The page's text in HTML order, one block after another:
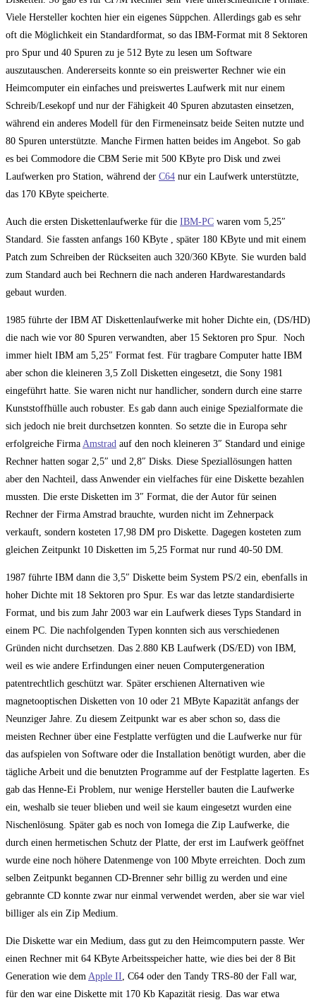
Viele Hersteller kochten hier ein eigenes Süppchen. Allerdings gab es sehr
oft die Möglichkeit ein Standardformat, so das IBM-Format mit 8 Sektoren
pro Spur und 40 Spuren zu je 512 Byte zu lesen um Software
auszutauschen. Andererseits konnte so ein preiswerter Rechner wie ein
Heimcomputer ein einfaches und preiswertes Laufwerk mit nur einem
Schreib/Lesekopf und nur der Fähigkeit 40 Spuren abzutasten einsetzen,
während ein anderes Modell für den Firmeneinsatz beide Seiten nutzte und
80 Spuren unterstützte. Manche Firmen hatten beides im Angebot. So gab
es bei Commodore die CBM Serie mit 500 KByte pro Disk und zwei
Laufwerken pro Station, während der C64 nur ein Laufwerk unterstützte,
das 170 KByte speicherte.
Auch die ersten Diskettenlaufwerke für die IBM-PC waren vom 5,25″
Standard. Sie fassten anfangs 160 KByte , später 180 KByte und mit einem
Patch zum Schreiben der Rückseiten auch 320/360 KByte. Sie wurden bald
zum Standard auch bei Rechnern die nach anderen Hardwarestandards
gebaut wurden.
1985 führte der IBM AT Diskettenlaufwerke mit hoher Dichte ein, (DS/HD)
die nach wie vor 80 Spuren verwandten, aber 15 Sektoren pro Spur. Noch
immer hielt IBM am 5,25″ Format fest. Für tragbare Computer hatte IBM
aber schon die kleineren 3,5 Zoll Disketten eingesetzt, die Sony 1981
eingeführt hatte. Sie waren nicht nur handlicher, sondern durch eine starre
Kunststoffhülle auch robuster. Es gab dann auch einige Spezialformate die
sich jedoch nie breit durchsetzen konnten. So setzte die in Europa sehr
erfolgreiche Firma Amstrad auf den noch kleineren 3″ Standard und einige
Rechner hatten sogar 2,5″ und 2,8″ Disks. Diese Speziallösungen hatten
aber den Nachteil, dass Anwender ein vielfaches für eine Diskette bezahlen
mussten. Die erste Disketten im 3″ Format, die der Autor für seinen
Rechner der Firma Amstrad brauchte, wurden nicht im Zehnerpack
verkauft, sondern kosteten 17,98 DM pro Diskette. Dagegen kosteten zum
gleichen Zeitpunkt 10 Disketten im 5,25 Format nur rund 40-50 DM.
1987 führte IBM dann die 3,5″ Diskette beim System PS/2 ein, ebenfalls in
hoher Dichte mit 18 Sektoren pro Spur. Es war das letzte standardisierte
Format, und bis zum Jahr 2003 war ein Laufwerk dieses Typs Standard in
einem PC. Die nachfolgenden Typen konnten sich aus verschiedenen
Gründen nicht durchsetzen. Das 2.880 KB Laufwerk (DS/ED) von IBM,
weil es wie andere Erfindungen einer neuen Computergeneration
patentrechtlich geschützt war. Später erschienen Alternativen wie
magnetooptischen Disketten von 10 oder 21 MByte Kapazität anfangs der
Neunziger Jahre. Zu diesem Zeitpunkt war es aber schon so, dass die
meisten Rechner über eine Festplatte verfügten und die Laufwerke nur für
das aufspielen von Software oder die Installation benötigt wurden, aber die
tägliche Arbeit und die benutzten Programme auf der Festplatte lagerten. Es
gab das Henne-Ei Problem, nur wenige Hersteller bauten die Laufwerke
ein, weshalb sie teuer blieben und weil sie kaum eingesetzt wurden eine
Nischenlösung. Später gab es noch von Iomega die Zip Laufwerke, die
durch einen hermetischen Schutz der Platte, der erst im Laufwerk geöffnet
wurde eine noch höhere Datenmenge von 100 Mbyte erreichten. Doch zum
selben Zeitpunkt begannen CD-Brenner sehr billig zu werden und eine
gebrannte CD konnte zwar nur einmal verwendet werden, aber sie war viel
billiger als ein Zip Medium.
Die Diskette war ein Medium, dass gut zu den Heimcomputern passte. Wer
einen Rechner mit 64 KByte Arbeitsspeicher hatte, wie dies bei der 8 Bit
Generation wie dem Apple II , C64 oder den Tandy TRS-80 der Fall war,
für den war eine Diskette mit 170 Kb Kapazität riesig. Das war etwa